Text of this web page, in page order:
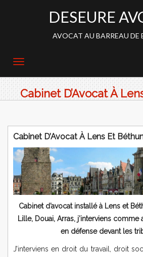
DESEURE
AVOCAT AU BARREAU DE
Cabinet D’Avocat À
Cabinet D’Avocat À Lens Et
Cabinet d’avocat installé à Lens et
Lille, Douai, Arras, j’interviens
en défense devant les
J’interviens en droit du travail, droit